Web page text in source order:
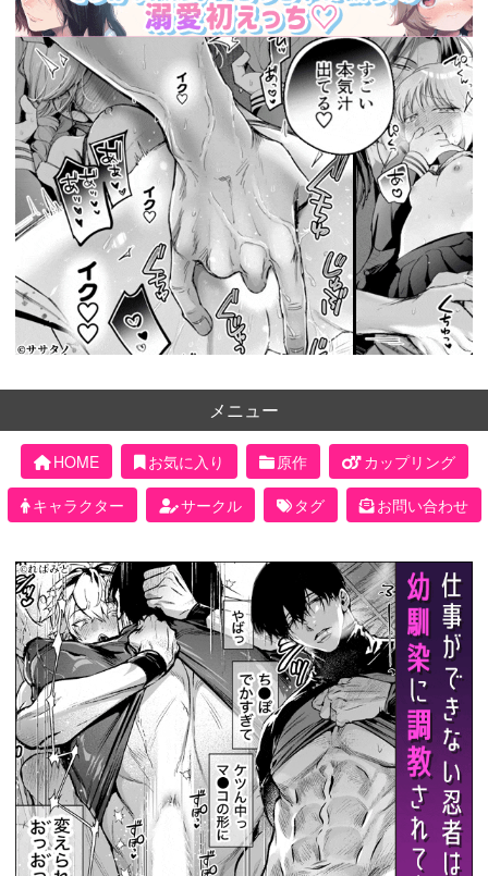
メニュー
HOME お気に入り 原作
カップリング
キャラクター
サークル タグ お問い合わせ